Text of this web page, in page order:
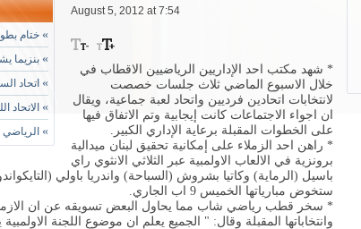
» ختام
» بنزيما
» اتحاد
» الاتحاد
»
August 5, 2012 at 7:54
* شهد مكتب احد الإداريين الرياضيين الاقطاب في
خلال الاسبوع الماضي ثلاث جلسات خصصت
لانتخابات اتحادين فرديين واتحاد لعبة جماعية، ويقال
ان اجواء الاجتماعات كانت إيجابية وتم الاتفاق فيها
على الخطوات المقبلة برعاية الإداري الكبير.
* راهن احد الزملاء على إمكانية تحقيق لبنان ميدالية
برونزية في الالعاب الاولمبية عبر الثلاثي الانثوي راي
باسيل (الرماية) وكاتيا بشروش (السباحة) واندريا باولي
ستخوض مبارياتها الخميس 9 اب الجاري.
* سخر قطب رياضي شاب مما يحاول البعض تسويقه عن ان الازمة
وانتخاباتها المقبلة وقال: " الجميع يعلم ان موضوع اللجنة